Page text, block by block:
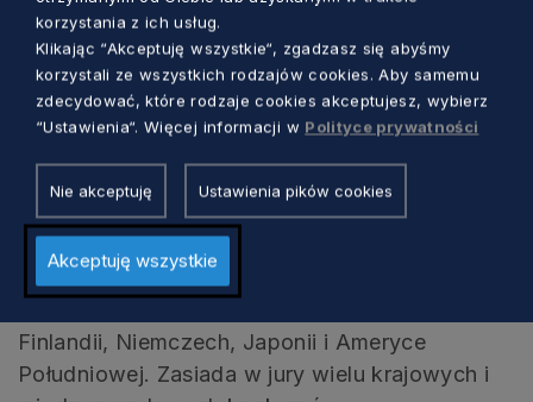
Polskiej, a także dla CBC Radio w Kanadzie.
Dyskografia artysty obejmuje nagrania dla Pony
Canyon, CD Accord, Pavane Records, Gema
Stereo, Polmusic, Acte Préalable oraz Sony
nagrody Fryderyk, a w 2003 r. został jej
laureatem.
Jest profesorem Uniwersytetu Muzycznego
Fryderyka Chopina w Warszawie. Prowadzi
Finlandii, Niemczech, Japonii i Ameryce
Południowej. Zasiada w jury wielu krajowych i
korzystania z ich usług.
Klikając “Akceptuję wszystkie“, zgadzasz się abyśmy
korzystali ze wszystkich rodzajów cookies. Aby samemu
zdecydować, które rodzaje cookies akceptujesz, wybierz
“Ustawienia“. Więcej informacji w Polityce prywatności
Nie akceptuję Ustawienia pików cookies
Akceptuję wszystkie